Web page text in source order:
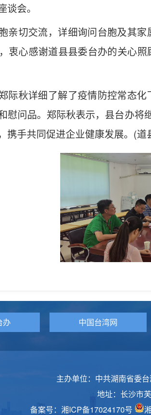
会。
亲切交流，详细询问台胞及其
衷心感谢道县县委台办的关心
际秋详细了解了疫情防控常态
慰问品。郑际秋表示，县台办将
携手共同促进企业健康发展。(道
办 中国台湾网
主办单位：中共湖南省委
地址：长沙市
备案号： 湘ICP备17024170号